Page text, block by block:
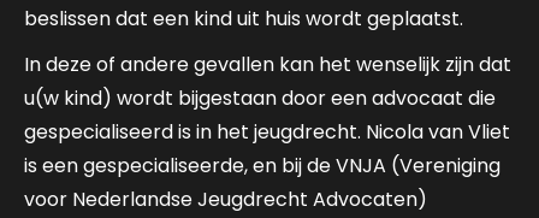
beslissen dat een kind uit huis wordt geplaatst.
In deze of andere gevallen kan het wenselijk zijn dat
u(w kind) wordt bijgestaan door een advocaat die
gespecialiseerd is in het jeugdrecht. Nicola van Vliet
is een gespecialiseerde, en bij de VNJA (Vereniging
voor Nederlandse Jeugdrecht Advocaten)